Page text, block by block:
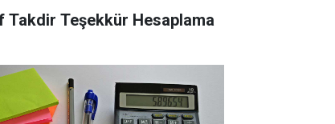
Takdir Teşekkür Hesaplama